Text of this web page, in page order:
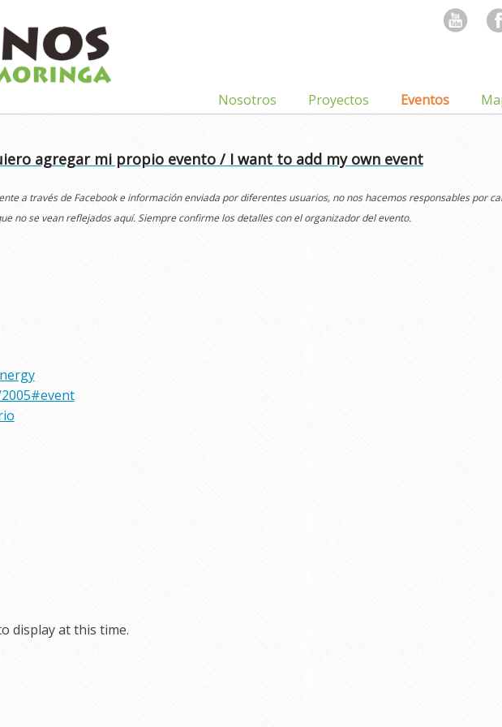
Nosotros Proyectos Eventos
agregar mi propio evento / I want to add my own event
a través de Facebook e información enviada por diferentes usuarios, no nos hacemos responsables por
no se vean reflejados aquí. Siempre confirme los detalles con el organizador del evento.
display at this time.